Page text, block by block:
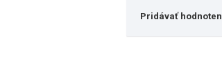
Pridávať